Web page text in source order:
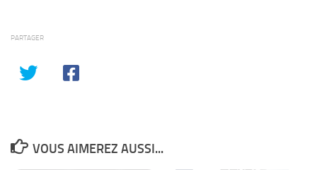
PARTAGER
VOUS AIMEREZ AUSSI...